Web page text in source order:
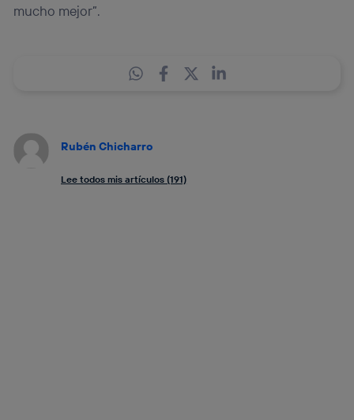
mucho mejor”.
Rubén Chicharro
Lee todos mis artículos (191)